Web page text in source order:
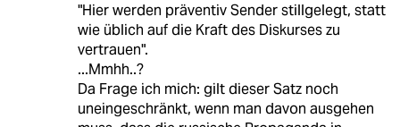
"Hier werden präventiv Sender stillgelegt, statt
wie üblich auf die Kraft des Diskurses zu
vertrauen".
...Mmhh..?
Da Frage ich mich: gilt dieser Satz noch
uneingeschränkt, wenn man davon ausgehen